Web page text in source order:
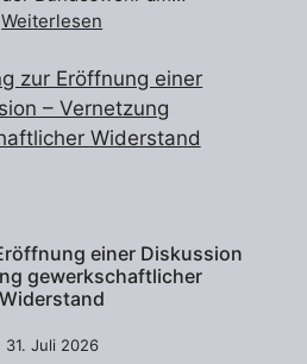
Weiterlesen
einer Diskussion
gewerkschaftlicher
Widerstand
31. Juli 2026